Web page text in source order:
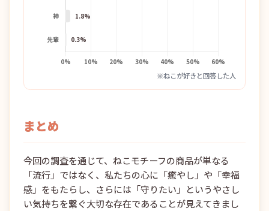
※ねこが好きと回答した人
まとめ
今回の調査を通じて、ねこモチーフの商品が単なる
「流行」ではなく、私たちの心に「癒やし」や「幸福
感」をもたらし、さらには「守りたい」というやさし
い気持ちを繋ぐ大切な存在であることが見えてきまし